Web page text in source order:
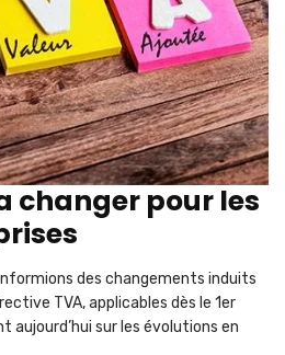
changer pour les
des changements induits
TVA, applicables dès le 1er
aujourd’hui sur les évolutions en